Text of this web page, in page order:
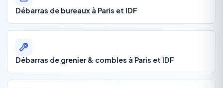
Débarras de bureaux à Paris et IDF
Débarras de grenier & combles à Paris et IDF